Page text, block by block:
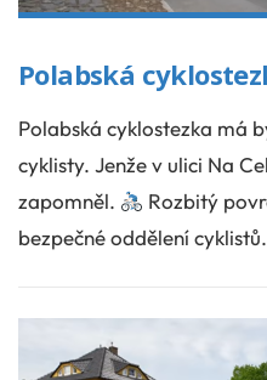
Polabská
Polabská cyklostezka má
cyklisty. Jenže v ulici Na
zapomněl.
Rozbitý
bezpečné oddělení